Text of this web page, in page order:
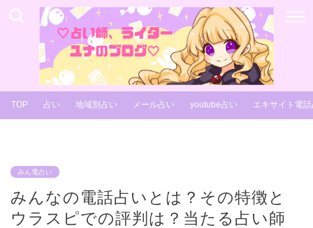
TOP 占い 地域別占い メール占い youtube占い エキサイト電
みん電占い
みんなの電話占いとは？その特徴と
ウラスピでの評判は？当たる占い師